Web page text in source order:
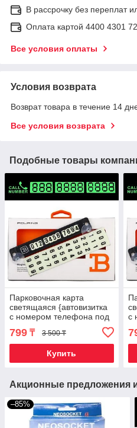
В рассрочку без переплат
Оплата картой 4400 4301
Все условия оплаты
Условия возврата
Возврат товара в течение 14
Все условия возврата
Подобные товары
Парковочная карта
светящаяся {автовизитка
с номером телефона под
(Красный)
799 ₸ 3 500 ₸
Купить
с
Акционные предложения
–85%